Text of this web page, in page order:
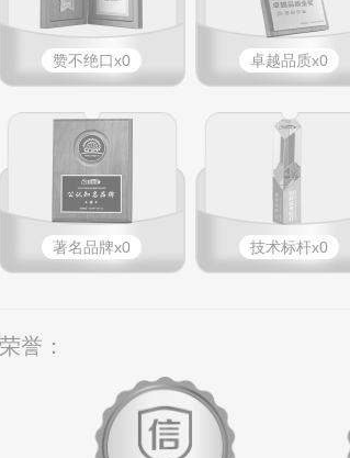
赞不绝口x0 卓越品质x0
著名品牌x0 技术标杆x0
誉：